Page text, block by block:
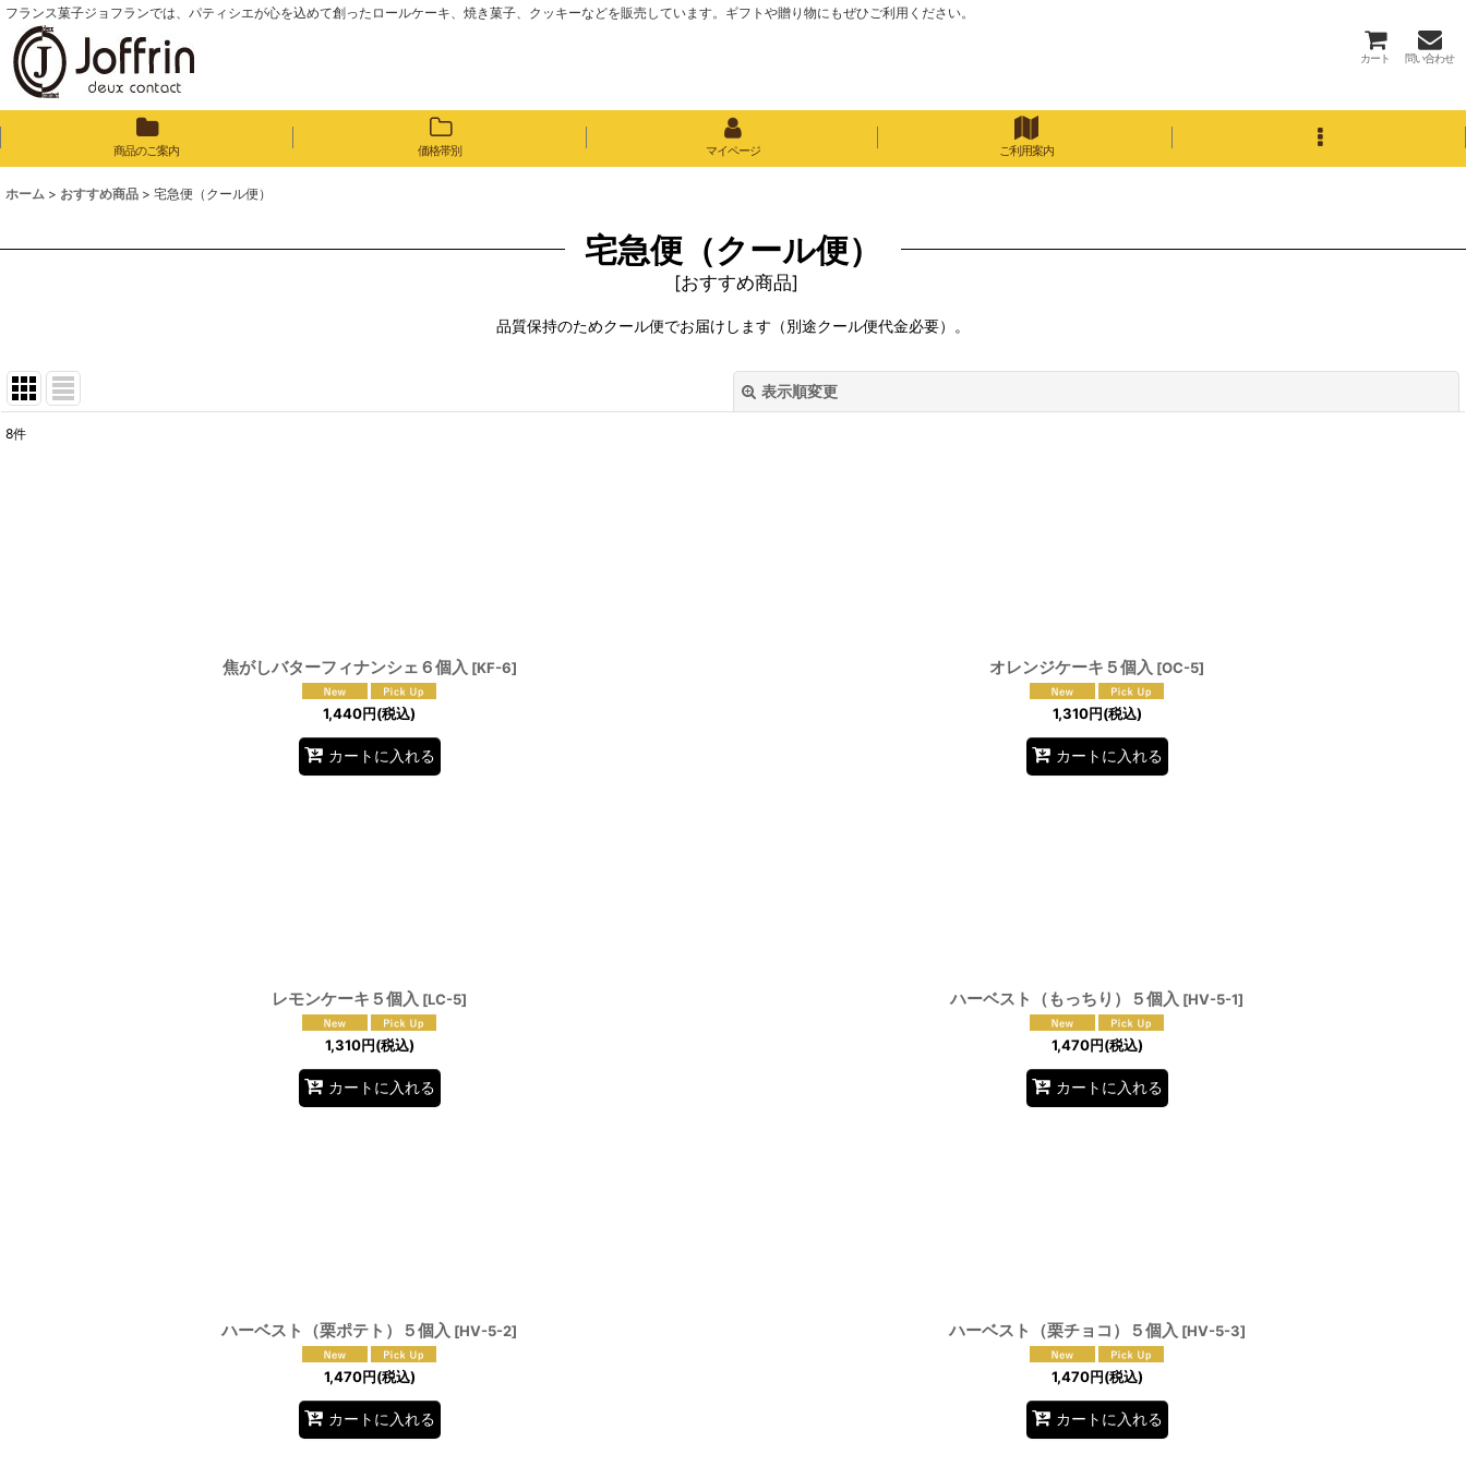
フランス菓子ジョフランでは、パティシエが心を込めて創ったロールケーキ、焼き菓子、クッキーなどを販売しています。ギフトや贈り物にもぜひご利用ください。
カート 問い合わせ
商品のご案内 価格帯別 マイページ ご利用案内
ホーム > おすすめ商品 > 宅急便（クール便）
宅急便（クール便）
[おすすめ商品]
品質保持のためクール便でお届けします（別途クール便代金必要）。
表示順変更
8件
焦がしバターフィナンシェ６個入 [KF-6]
1,440円(税込)
カートに入れる
オレンジケーキ５個入 [OC-5]
1,310円(税込)
カートに入れる
レモンケーキ５個入 [LC-5]
1,310円(税込)
カートに入れる
ハーベスト（もっちり）５個入 [HV-5-1]
1,470円(税込)
カートに入れる
ハーベスト（栗ポテト）５個入 [HV-5-2]
1,470円(税込)
カートに入れる
ハーベスト（栗チョコ）５個入 [HV-5-3]
1,470円(税込)
カートに入れる